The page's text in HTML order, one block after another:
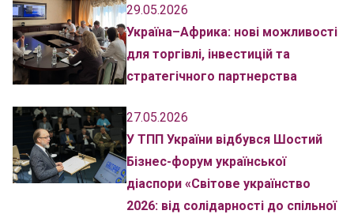
29.05.2026
Україна–Африка: нові можливості
для торгівлі, інвестицій та
стратегічного партнерства
27.05.2026
У ТПП України відбувся Шостий
Бізнес-форум української
діаспори «Світове українство
2026: від солідарності до спільної